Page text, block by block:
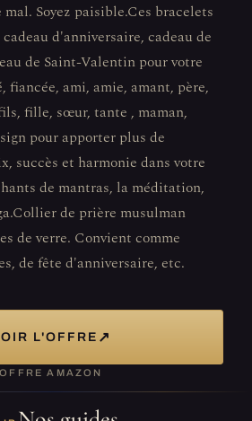
Soyez paisible.Ces bracelets
d'anniversaire, cadeau de
de Saint-Valentin pour votre
fiancée, ami, amie, amant, père,
fille, sœur, tante , maman,
pour apporter plus de
succès et harmonie dans votre
de mantras, la méditation,
de prière musulman
de verre. Convient comme
de fête d'anniversaire, etc.
L'OFFRE ↗
OFFRE AMAZON